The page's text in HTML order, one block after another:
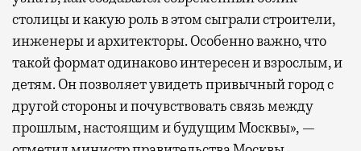
столицы и какую роль в этом сыграли строители,
инженеры и архитекторы. Особенно важно, что
такой формат одинаково интересен и взрослым, и
детям. Он позволяет увидеть привычный город с
другой стороны и почувствовать связь между
прошлым, настоящим и будущим Москвы», —